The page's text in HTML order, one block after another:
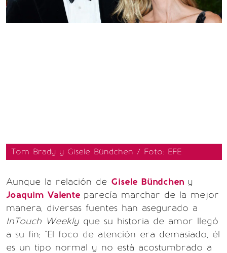
Tom Brady y Gisele Bündchen / Foto: EFE
Aunque la relación de Gisele Bündchen y
Joaquim Valente parecía marchar de la mejor
manera, diversas fuentes han asegurado a
InTouch Weeklyque su historia de amor llegó
a su fin; "El foco de atención era demasiado, él
es un tipo normal y no está acostumbrado a